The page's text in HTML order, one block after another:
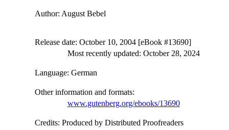
Author: August Bebel
Release date: October 10, 2004 [eBook #13690]
Most recently updated: October 28, 2024
Language: German
Other information and formats:
www.gutenberg.org/ebooks/13690
Credits: Produced by Distributed Proofreaders